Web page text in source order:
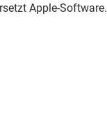
Apple-Software.